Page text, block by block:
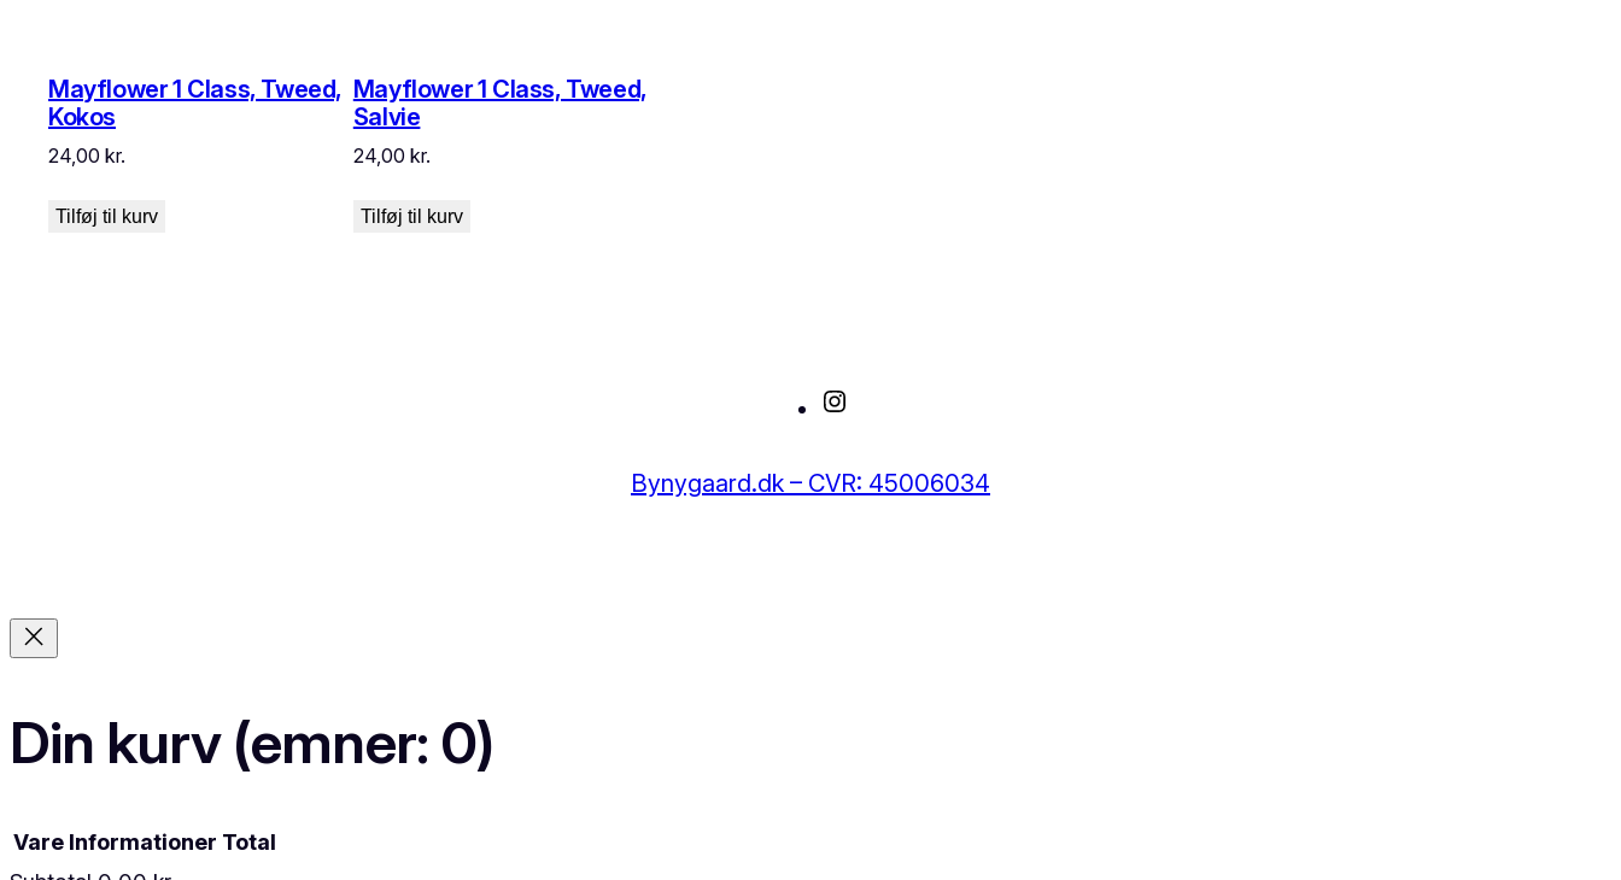
Mayflower 1 Class, Tweed,
Kokos
24,00 kr.
Tilføj til kurv
Mayflower 1 Class, Tweed,
Salvie
24,00 kr.
Tilføj til kurv
Bynygaard.dk – CVR: 45006034
Din kurv (emner: 0)
Vare Informationer Total